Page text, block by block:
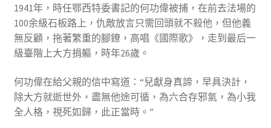
1941年，時任鄂西特委書記的何功偉被捕，在前去法場的
100余級石板路上，仇敵放言只需回頭就不殺他，但他義
無反顧，拖著繁重的腳鐐，高唱《國際歌》，走到最后一
級臺階上大方捐軀，時年26歲。
何功偉在給父親的信中寫道：“兒獻身真諦，早具決計，
除大方就逝世外，盡無他途可循，為六合存邪氣，為小我
全人格，視死如歸，此正當時。”